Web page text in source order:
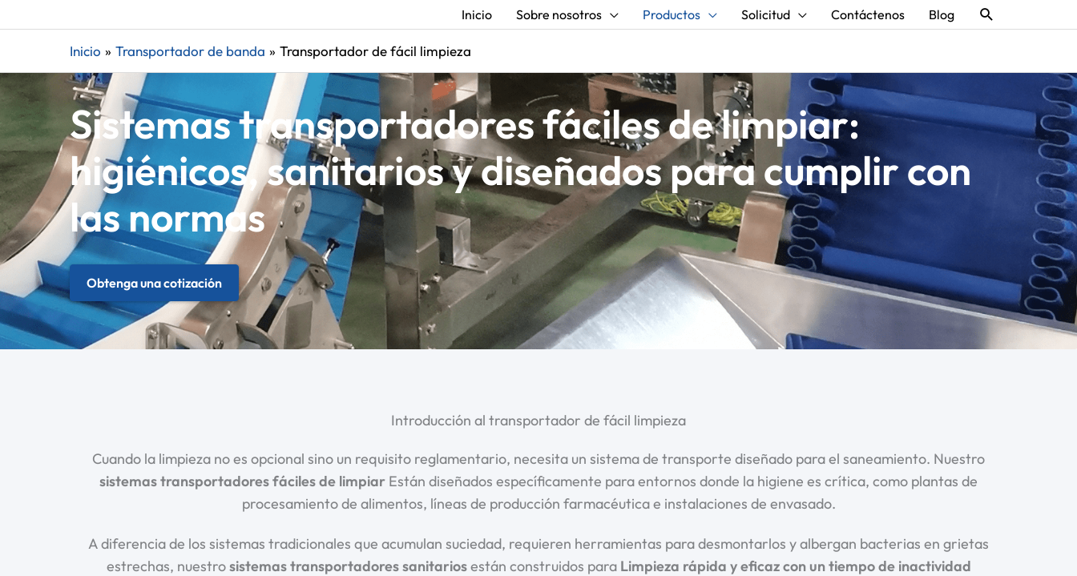
Inicio Sobre nosotros Productos Solicitud Contáctenos Blog Buscar
Inicio Transportador de banda Transportador de fácil limpieza
Sistemas transportadores fáciles de limpiar:
higiénicos, sanitarios y diseñados para cumplir con
las normas
Obtenga una cotización
Introducción al transportador de fácil limpieza
Cuando la limpieza no es opcional sino un requisito reglamentario, necesita un sistema de transporte diseñado para el saneamiento. Nuestro
sistemas transportadores fáciles de limpiar Están diseñados específicamente para entornos donde la higiene es crítica, como plantas de
procesamiento de alimentos, líneas de producción farmacéutica e instalaciones de envasado.
A diferencia de los sistemas tradicionales que acumulan suciedad, requieren herramientas para desmontarlos y albergan bacterias en grietas
estrechas, nuestrosistemas transportadores sanitariosestán construidos para Limpieza rápida y eficaz con un tiempo de inactividad